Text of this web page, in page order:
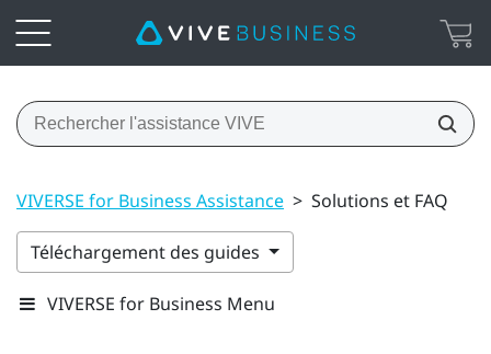
VIVERSE for Business Assistance > Solutions et FAQ
Téléchargement des guides
VIVERSE for Business Menu